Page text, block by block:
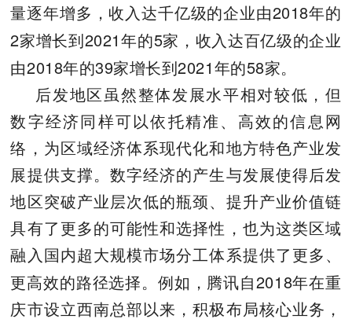
量逐年增多，收入达千亿级的企业由2018年的
2家增长到 2021 年的5家，收入达百亿级的企业
由2018年的39家增长到2021 年的58家。
后发地区虽然整体发展水平相对较低，但
数字经济同样可以依托精准、高效的信息网
络，为区域经济体系现代化和地方特色产业发
展提供支撑。数字经济的产生与发展使得后发
地区突破产业层次低的瓶颈、提升产业价值链
具有了更多的可能性和选择性，也为这类区域
融入国内超大规模市场分工体系提供了更多、
更高效的路径选择。例如，腾讯自2018年在重
庆市设立西南总部以来，积极布局核心业务，